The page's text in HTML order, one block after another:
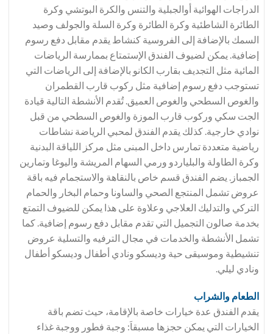
الدراجات الهوائية أوالجبلية والتنس والكرة البوتشي وكرة
الطائرة الشاطئية وكرة الطائرة وكرة السلة والجولف وصيد
السمك بالإضافة إلى الفروسية كنشاط يقدم مقابل دفع رسوم
إضافية. يمكن لضيوف الفندق الإستمتاع بممارسة الرياضات
المائية مثل التجديف بقارب الكانو بالإضافة إلى الرياضات التي
تستوجب دفع رسوم إضافية مثل ركوب قارب القطمران
والغوص السطحي والغوص العميق. تُقدم الأنشطة التالية قيادة
الجت سكي وركوب قارب الموزة والغوص السطحي من قبل
نوادي خارجية. كذلك يقدم الفندق لمحبي الرياضة نشاطات
رياضية متعددة تمارس داخل المبنى مثل مركز اللياقة البدنية
وكرة الطاولة والبلياردو ورمي السهام المريشة واليوغا وتمارين
الجمباز. يضم الفندق قسم خاص بالنقاهة والاستجمام فيه باقة
عروض تشمل المنتجع الصحي والساونا وحمام البخار والحمام
التركي والتدليك العلاجي وعلاوة على هذا يمكن للضيوف التمتع
بخدمة صالون التجميل التي تقدم مقابل دفع رسوم إضافية. كما
تشمل الأنشطة والخدمات في مجال الترفيه والتسلية عروض
تنشيطية وموسيقى حية وديسكو ونادي أطفال وديسكو أطفال
ونادي ليلي.
الطعام والشراب
يقدم الفندق عدة خيارات خاصة بالإقامة، حيث تضم باقة
الخيارات التي يمكن حجزها مسبقاَ: وجبة فطور ووجبة غذاء